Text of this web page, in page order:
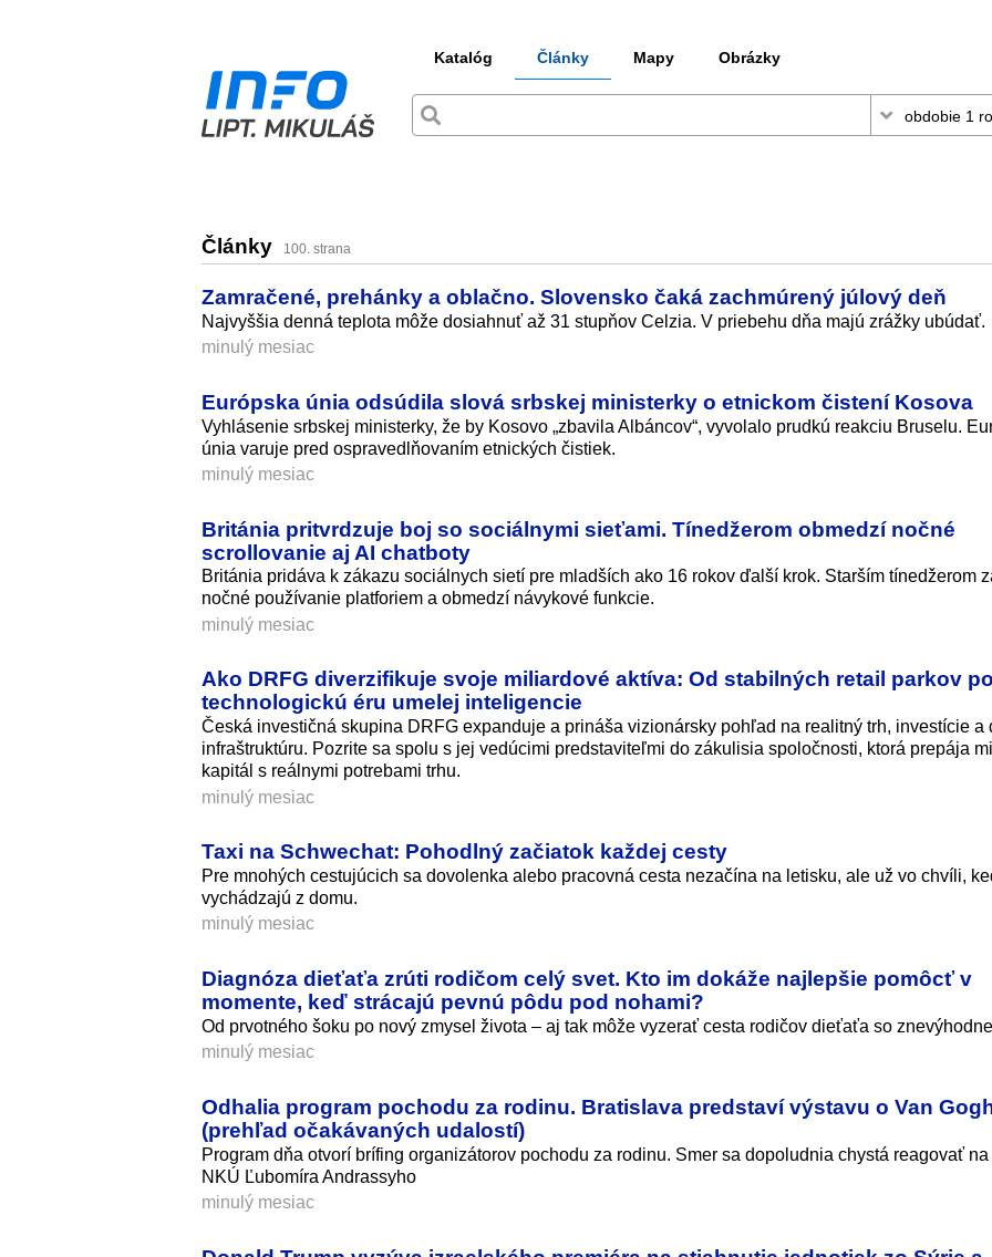
Katalóg Články Mapy Obrázky
Články 100. strana
Zamračené, prehánky a oblačno. Slovensko čaká zachmúrený júlový deň
Najvyššia denná teplota môže dosiahnuť až 31 stupňov Celzia. V priebehu dňa majú zrážky ubúdať.
minulý mesiac
Európska únia odsúdila slová srbskej ministerky o etnickom čistení Kosova
Vyhlásenie srbskej ministerky, že by Kosovo „zbavila Albáncov“, vyvolalo prudkú reakciu Bruselu.
únia varuje pred ospravedlňovaním etnických čistiek.
minulý mesiac
Británia pritvrdzuje boj so sociálnymi sieťami. Tínedžerom obmedzí nočné
scrollovanie aj AI chatboty
Británia pridáva k zákazu sociálnych sietí pre mladších ako 16 rokov ďalší krok. Starším tínedžerom
nočné používanie platforiem a obmedzí návykové funkcie.
minulý mesiac
Ako DRFG diverzifikuje svoje miliardové aktíva: Od stabilných retail parkov po
technologickú éru umelej inteligencie
Česká investičná skupina DRFG expanduje a prináša vizionársky pohľad na realitný trh, investície a
infraštruktúru. Pozrite sa spolu s jej vedúcimi predstaviteľmi do zákulisia spoločnosti, ktorá prepája
kapitál s reálnymi potrebami trhu.
minulý mesiac
Taxi na Schwechat: Pohodlný začiatok každej cesty
Pre mnohých cestujúcich sa dovolenka alebo pracovná cesta nezačína na letisku, ale už vo chvíli,
vychádzajú z domu.
minulý mesiac
Diagnóza dieťaťa zrúti rodičom celý svet. Kto im dokáže najlepšie pomôcť v
momente, keď strácajú pevnú pôdu pod nohami?
Od prvotného šoku po nový zmysel života – aj tak môže vyzerať cesta rodičov dieťaťa so
minulý mesiac
Odhalia program pochodu za rodinu. Bratislava predstaví výstavu o Van
(prehľad očakávaných udalostí)
Program dňa otvorí brífing organizátorov pochodu za rodinu. Smer sa dopoludnia chystá reagovať na
NKÚ Ľubomíra Andrassyho
minulý mesiac